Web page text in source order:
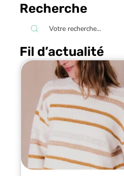
Recherche
Fil d’actualité